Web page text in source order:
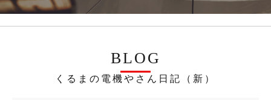
BLOG
くるまの電機やさん日記（新）